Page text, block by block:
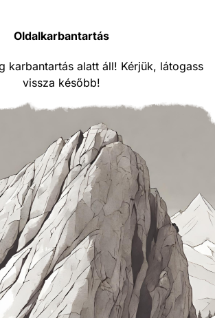
Oldalkarbantartás
karbantartás alatt áll! Kérjük, látogass
vissza később!